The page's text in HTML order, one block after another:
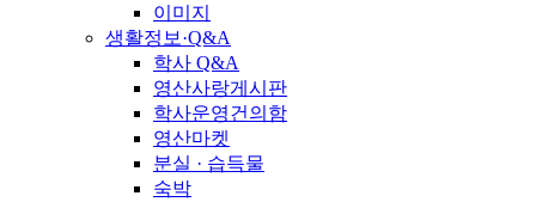
이미지
생활정보·Q&A
학사 Q&A
영산사랑게시판
학사운영건의함
영산마켓
분실 · 습득물
숙박